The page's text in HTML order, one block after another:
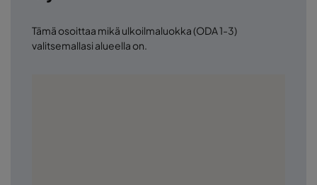
Tämä osoittaa mikä ulkoilmaluokka (ODA 1-3)
valitsemallasi alueella on.